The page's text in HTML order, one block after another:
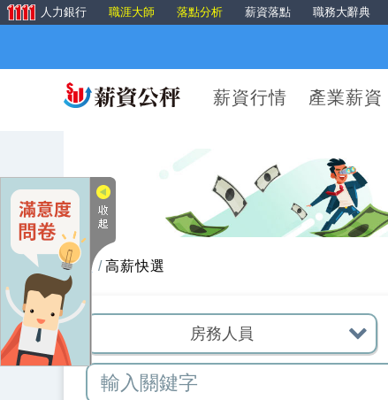
人力銀行 職涯大師 落點分析 薪資落點 職務大辭典
薪資行情 產業薪資
首頁 高薪快選